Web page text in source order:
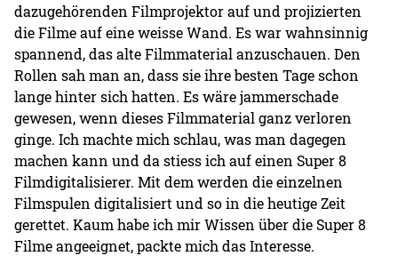
dazugehörenden Filmprojektor auf und projizierten
die Filme auf eine weisse Wand. Es war wahnsinnig
spannend, das alte Filmmaterial anzuschauen. Den
Rollen sah man an, dass sie ihre besten Tage schon
lange hinter sich hatten. Es wäre jammerschade
gewesen, wenn dieses Filmmaterial ganz verloren
ginge. Ich machte mich schlau, was man dagegen
machen kann und da stiess ich auf einen Super 8
Filmdigitalisierer. Mit dem werden die einzelnen
Filmspulen digitalisiert und so in die heutige Zeit
gerettet. Kaum habe ich mir Wissen über die Super 8
Filme angeeignet, packte mich das Interesse.